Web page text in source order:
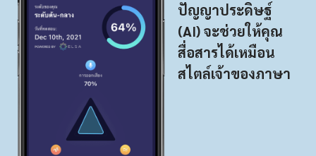
ปัญญาประดิษฐ์
(AI) จะช่วยให้คุณ
สื่อสารได้เหมือน
สไตล์เจ้าของภาษา